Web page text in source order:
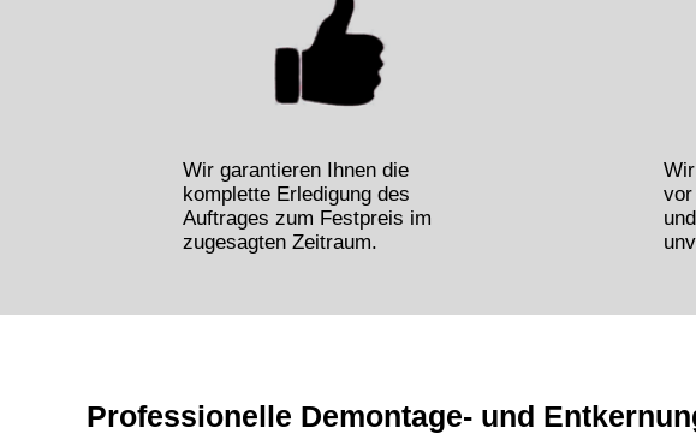
Wir garantieren Ihnen die
komplette Erledigung des
Auftrages zum Festpreis im
zugesagten Zeitraum.
vor
Professionelle Demontage- und